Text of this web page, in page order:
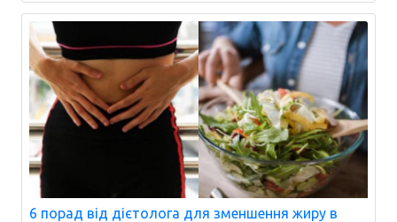
6 порад від дієтолога для зменшення жиру в